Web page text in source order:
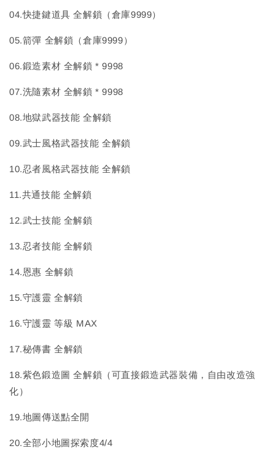
04.快捷鍵道具 全解鎖（倉庫9999）
05.箭彈 全解鎖（倉庫9999）
06.鍛造素材 全解鎖 * 9998
07.洗隨素材 全解鎖 * 9998
08.地獄武器技能 全解鎖
09.武士風格武器技能 全解鎖
10.忍者風格武器技能 全解鎖
11.共通技能 全解鎖
12.武士技能 全解鎖
13.忍者技能 全解鎖
14.恩惠 全解鎖
15.守護靈 全解鎖
16.守護靈 等級 MAX
17.秘傳書 全解鎖
18.紫色鍛造圖 全解鎖（可直接鍛造武器裝備，自由改造強
化）
19.地圖傳送點全開
20.全部小地圖探索度4/4